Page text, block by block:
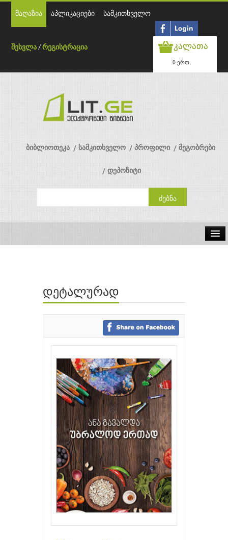
მაღაზია აპლიკაციები სამკითხველო
შესვლა /რეგისტრაცია კალათა
0 ერთ.
ბიბლიოთეკა სამკითხველო პროფილი მეგობრები
დეპოზიტი
ავტორები
გამომცემლობები
დეტალურად